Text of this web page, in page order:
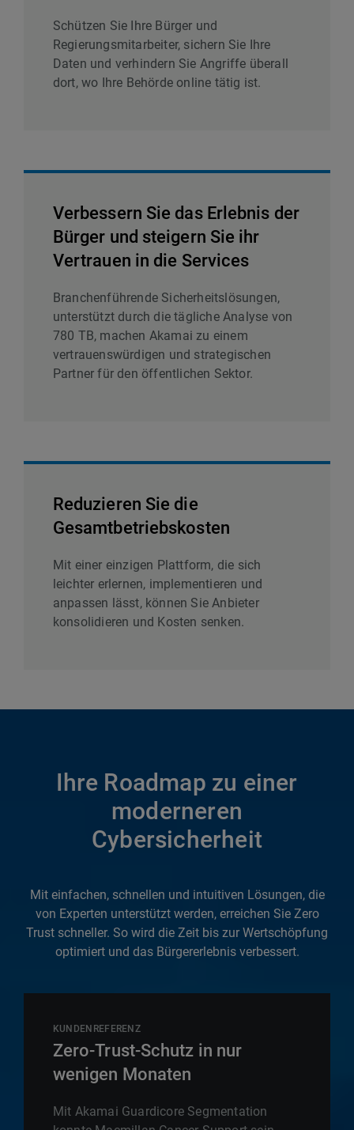
Schützen Sie Ihre Bürger und
Regierungsmitarbeiter, sichern Sie Ihre
Daten und verhindern Sie Angriffe überall
dort, wo Ihre Behörde online tätig ist.
Verbessern Sie das Erlebnis der
Bürger und steigern Sie ihr
Vertrauen in die Services
Branchenführende Sicherheitslösungen,
unterstützt durch die tägliche Analyse von
780 TB, machen Akamai zu einem
vertrauenswürdigen und strategischen
Partner für den öffentlichen Sektor.
Reduzieren Sie die
Gesamtbetriebskosten
Mit einer einzigen Plattform, die sich
leichter erlernen, implementieren und
anpassen lässt, können Sie Anbieter
konsolidieren und Kosten senken.
Ihre Roadmap zu einer
moderneren
Cybersicherheit
Mit einfachen, schnellen und intuitiven Lösungen, die
von Experten unterstützt werden, erreichen Sie Zero
Trust schneller. So wird die Zeit bis zur Wertschöpfung
optimiert und das Bürgererlebnis verbessert.
KUNDENREFERENZ
Zero-Trust-Schutz in nur
wenigen Monaten
Mit Akamai Guardicore Segmentation